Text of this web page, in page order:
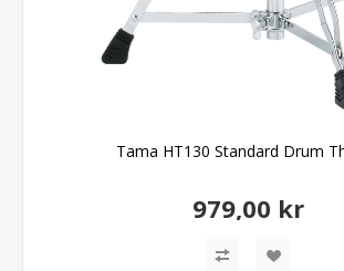
Tama HT130 Standard Drum
979,00 kr